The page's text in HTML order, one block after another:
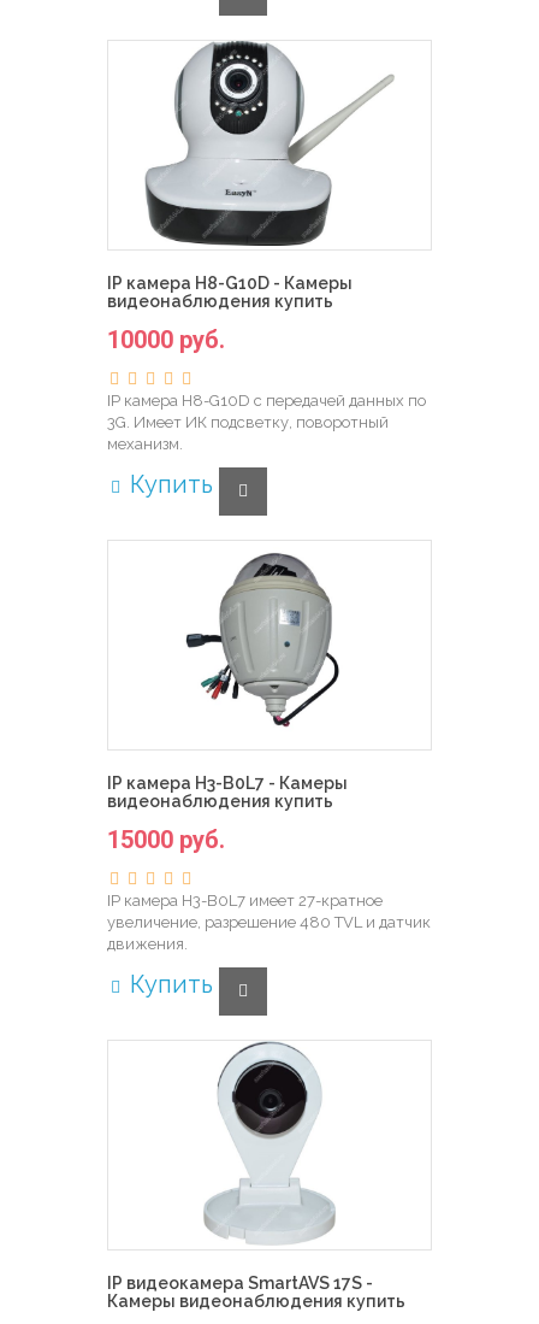
IP камера H8-G10D - Камеры
видеонаблюдения купить
10000 руб.
IP камера H8-G10D с передачей данных по
3G. Имеет ИК подсветку, поворотный
механизм.
Купить
IP камера H3-B0L7 - Камеры
видеонаблюдения купить
15000 руб.
IP камера H3-B0L7 имеет 27-кратное
увеличение, разрешение 480 TVL и датчик
движения.
Купить
IP видеокамера SmartAVS 17S -
Камеры видеонаблюдения купить